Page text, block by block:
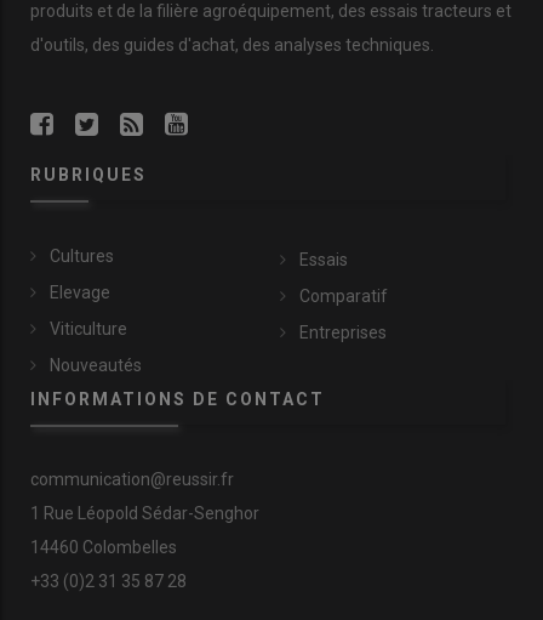
produits et de la filière agroéquipement, des essais tracteurs et
d'outils, des guides d'achat, des analyses techniques.
RUBRIQUES
Cultures
Elevage
Viticulture
Nouveautés
Essais
Comparatif
Entreprises
INFORMATIONS DE CONTACT
communication@reussir.fr
1 Rue Léopold Sédar-Senghor
14460 Colombelles
+33 (0)2 31 35 87 28